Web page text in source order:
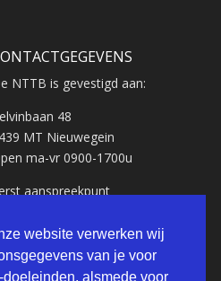
NTTB is gevestigd aan:
48
MT Nieuwegein
ma-vr 0900-1700u
aanspreekpunt
nummer en e-mail
website verwerken wij
van je voor
doeleinden, alsmede voor